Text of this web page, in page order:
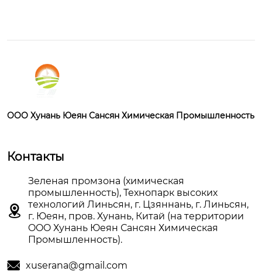
OOO Хунань Юеян Сансян Химическая Промышленность
Контакты

Зеленая промзона (химическая
промышленность), Технопарк высоких
технологий Линьсян, г. Цзяннань, г. Линьсян,
г. Юеян, пров. Хунань, Китай (на территории
OOO Хунань Юеян Сансян Химическая
Промышленность).
 xuserana@gmail.com